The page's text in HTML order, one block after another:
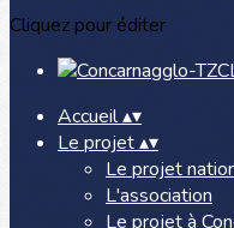
Cliquez pour éditer
Accueil▴▾
Le projet▴▾
Le projet
L'association
Le projet à